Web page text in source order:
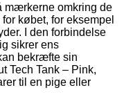
mærkerne omkring de
købet, for eksempel
I den forbindelse
sikrer ens
bekræfte sin
Tech Tank – Pink,
til en pige eller